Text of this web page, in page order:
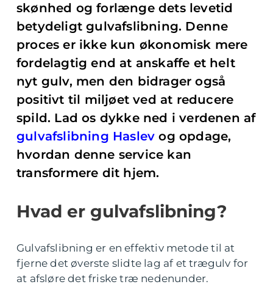
skønhed og forlænge dets levetid
betydeligt gulvafslibning. Denne
proces er ikke kun økonomisk mere
fordelagtig end at anskaffe et helt
nyt gulv, men den bidrager også
positivt til miljøet ved at reducere
spild. Lad os dykke ned i verdenen af
gulvafslibning Haslev og opdage,
hvordan denne service kan
transformere dit hjem.
Hvad er gulvafslibning?
Gulvafslibning er en effektiv metode til at
fjerne det øverste slidte lag af et trægulv for
at afsløre det friske træ nedenunder.